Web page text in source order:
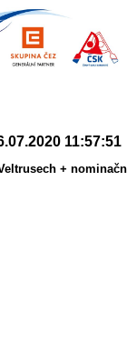
11:57:51
+